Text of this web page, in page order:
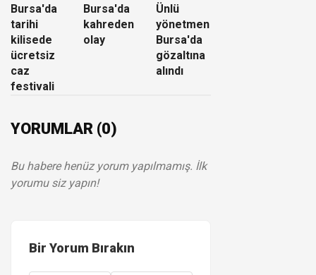
Bursa'da
tarihi
kilisede
ücretsiz
caz
festivali
Bursa'da
kahreden
olay
Ünlü
yönetmen
Bursa'da
gözaltına
alındı
YORUMLAR (0)
Bu habere henüz yorum yapılmamış. İlk
yorumu siz yapın!
Bir Yorum Bırakın